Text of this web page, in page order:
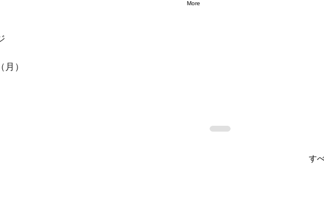
More
）
す